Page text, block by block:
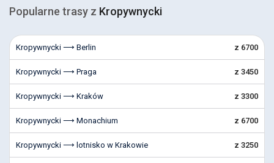
Popularne trasy z Kropywnycki
Kropywnycki ⟶ Berlin z 6700
Kropywnycki ⟶ Praga z 3450
Kropywnycki ⟶ Kraków z 3300
Kropywnycki ⟶ Monachium z 6700
Kropywnycki ⟶ lotnisko w Krakowie z 3250